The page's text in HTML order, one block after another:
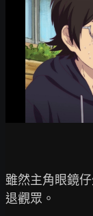
雖然主角眼鏡
退觀眾。